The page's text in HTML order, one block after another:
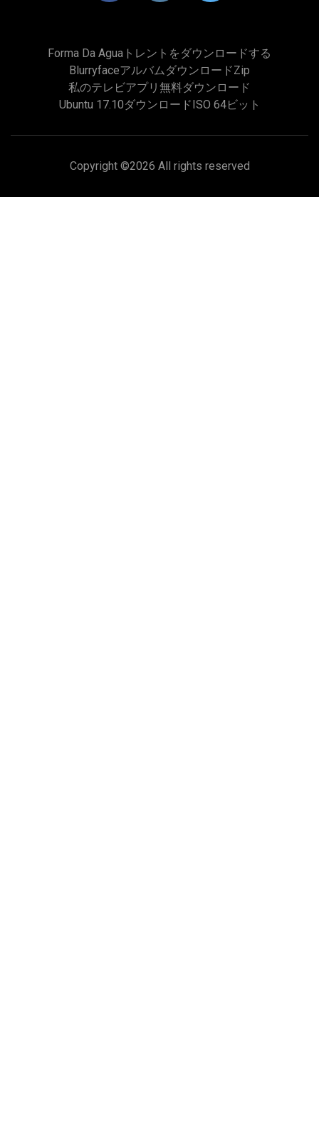
Forma Da Aguaトレントをダウンロードする
Blurryfaceアルバムダウンロードzip
私のテレビアプリ無料ダウンロード
Ubuntu 17.10ダウンロードISO 64ビット
Copyright ©2026 All rights reserved